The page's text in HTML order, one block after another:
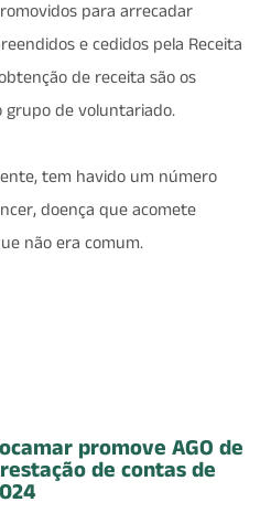
para arrecadar
e cedidos pela Receita
de receita são os
de voluntariado.
tem havido um número
doença que acomete
não era comum.
promove AGO de
de contas de